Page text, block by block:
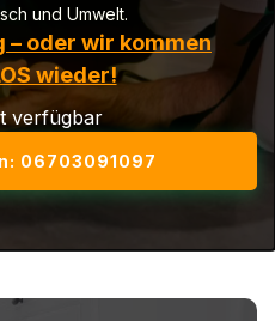
und Umwelt.
oder wir kommen
wieder!
verfügbar
06703091097